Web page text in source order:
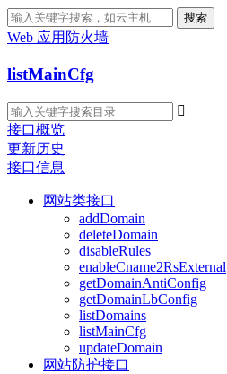
搜索
Web 应用防火墙
listMainCfg

接口概览
更新历史
接口信息
网站类接口
addDomain
deleteDomain
disableRules
enableCname2RsExternal
getDomainAntiConfig
getDomainLbConfig
listDomains
listMainCfg
updateDomain
网站防护接口